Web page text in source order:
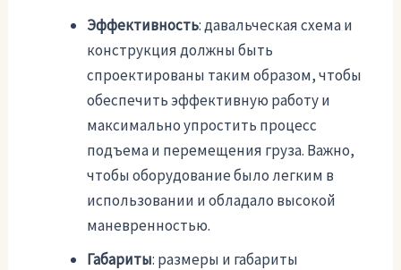
Эффективность: давальческая схема и
конструкция должны быть
спроектированы таким образом, чтобы
обеспечить эффективную работу и
максимально упростить процесс
подъема и перемещения груза. Важно,
чтобы оборудование было легким в
использовании и обладало высокой
маневренностью.
Габариты: размеры и габариты